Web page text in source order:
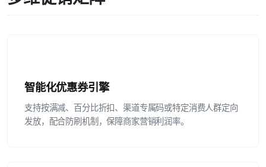
智能化优惠券引擎
支持按满减、百分比折扣、渠道专属码或特定消费人群定向
发放，配合防刷机制，保障商家营销利润率。